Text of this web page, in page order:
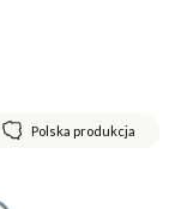
Polska produkcja